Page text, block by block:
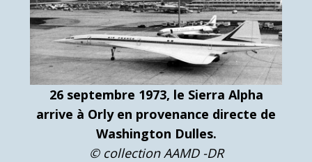
26 septembre 1973, le Sierra Alpha
arrive à Orly en provenance directe de
Washington Dulles.
© collection AAMD -DR